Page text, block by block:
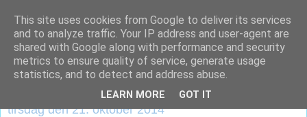
Verden ifølge Krog
tirsdag den 21. oktober 2014
This site uses cookies from Google to deliver its services
and to analyze traffic. Your IP address and user-agent are
shared with Google along with performance and security
metrics to ensure quality of service, generate usage
statistics, and to detect and address abuse.
LEARN MORE GOT IT